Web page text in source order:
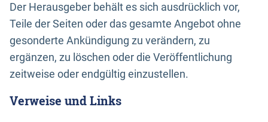
Der Herausgeber behält es sich ausdrücklich vor,
Teile der Seiten oder das gesamte Angebot ohne
gesonderte Ankündigung zu verändern, zu
ergänzen, zu löschen oder die Veröffentlichung
zeitweise oder endgültig einzustellen.
Verweise und Links